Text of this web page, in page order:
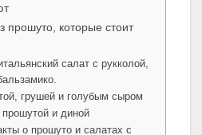
прошуто, которые стоит
салат с рукколой,
грушей и голубым сыром
прошутой и диной
о прошуто и салатах с